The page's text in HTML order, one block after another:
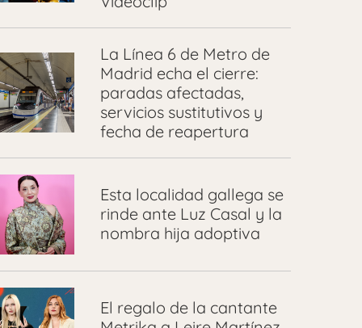
La Línea 6 de Metro de
Madrid echa el cierre:
paradas afectadas,
servicios sustitutivos y
fecha de reapertura
Esta localidad gallega se
rinde ante Luz Casal y la
nombra hija adoptiva
El regalo de la cantante